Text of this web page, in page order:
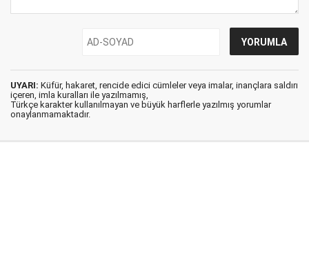
UYARI: Küfür, hakaret, rencide edici cümleler veya imalar, inançlara saldırı
içeren, imla kuralları ile yazılmamış,
Türkçe karakter kullanılmayan ve büyük harflerle yazılmış yorumlar
onaylanmamaktadır.